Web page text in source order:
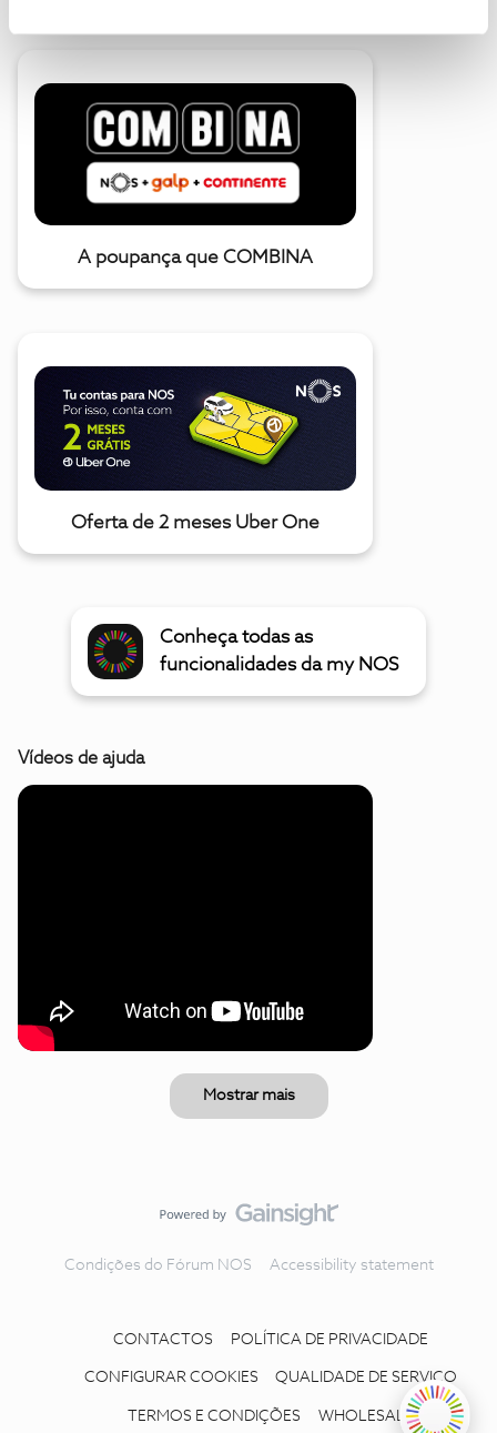
A poupança que COMBINA
Oferta de 2 meses Uber One
Conheça todas as
funcionalidades da my NOS
Vídeos de ajuda
Mostrar mais
Condições do Fórum NOS Accessibility statement
CONTACTOS POLÍTICA DE PRIVACIDADE
CONFIGURAR COOKIES QUALIDADE DE SERVIÇO
TERMOS E CONDIÇÕES WHOLESALE